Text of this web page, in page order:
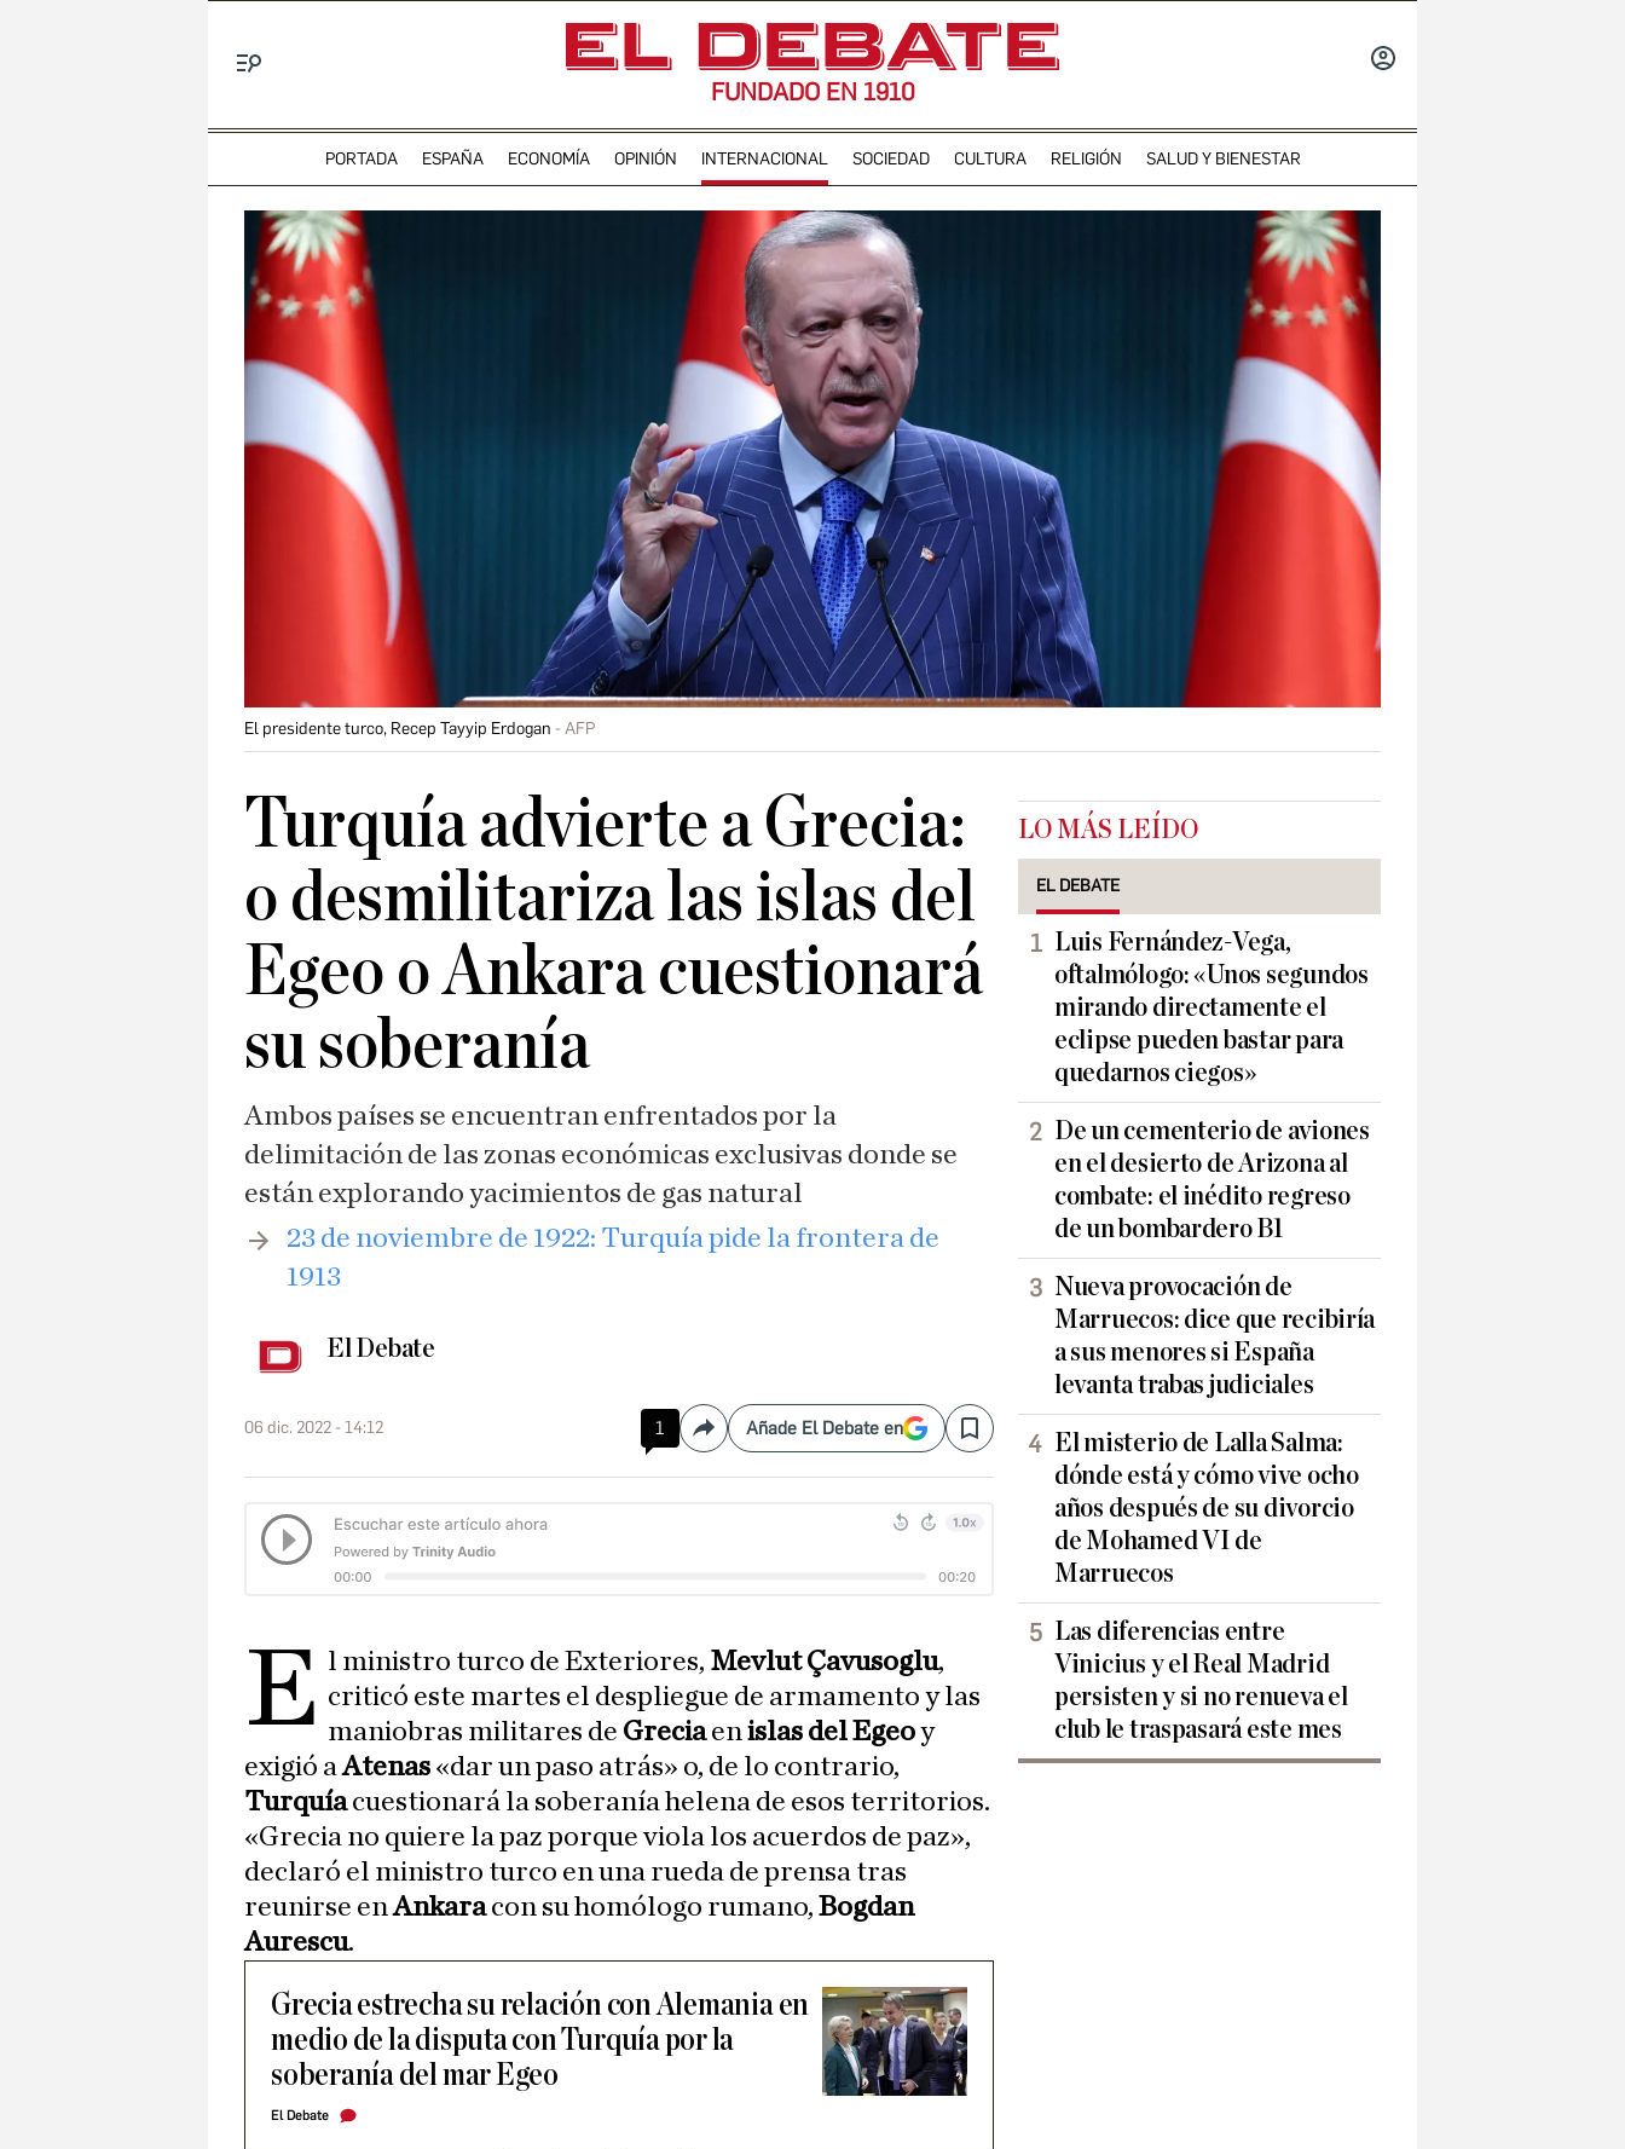
FUNDADO EN 1910
PORTADA ESPAÑA ECONOMÍA OPINIÓN INTERNACIONAL SOCIEDAD CULTURA RELIGIÓN SALUD Y BIENESTAR
El presidente turco, Recep Tayyip Erdogan AFP
Turquía advierte a Grecia:
o desmilitariza las islas del
Egeo o Ankara cuestionará
su soberanía
Ambos países se encuentran enfrentados por la
delimitación de las zonas económicas exclusivas donde se
están explorando yacimientos de gas natural
23 de noviembre de 1922: Turquía pide la frontera de
1913
El Debate
06 dic. 2022 - 14:12 1 CompartirAñade El Debate en Save
E l ministro turco de Exteriores, Mevlut Çavusoglu,
criticó este martes el despliegue de armamento y las
maniobras militares de Greciaenislas del Egeoy
exigió aAtenas «dar un paso atrás» o, de lo contrario,
Turquíacuestionará la soberanía helena de esos territorios.
«Grecia no quiere la paz porque viola los acuerdos de paz»,
declaró el ministro turco en una rueda de prensa tras
reunirse enAnkaracon su homólogo rumano, Bogdan
Aurescu.
Grecia estrecha su relación con Alemania en
medio de la disputa con Turquía por la
soberanía del mar Egeo
El Debate
LO MÁS LEÍDO
EL DEBATE
Luis Fernández-Vega,
oftalmólogo: «Unos segundos
mirando directamente el
eclipse pueden bastar para
quedarnos ciegos»
De un cementerio de aviones
en el desierto de Arizona al
combate: el inédito regreso
de un bombardero B1
Nueva provocación de
Marruecos: dice que recibiría
a sus menores si España
levanta trabas judiciales
El misterio de Lalla Salma:
dónde está y cómo vive ocho
años después de su divorcio
de Mohamed VI de
Marruecos
Las diferencias entre
Vinicius y el Real Madrid
persisten y si no renueva el
club le traspasará este mes